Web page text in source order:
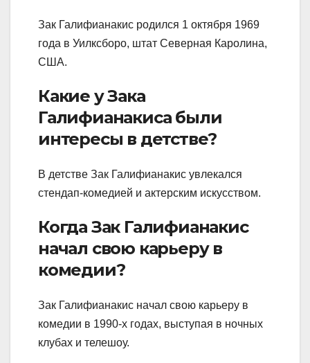
Зак Галифианакис родился 1 октября 1969
года в Уилксборо, штат Северная Каролина,
США.
Какие у Зака
Галифианакиса были
интересы в детстве?
В детстве Зак Галифианакис увлекался
стендап-комедией и актерским искусством.
Когда Зак Галифианакис
начал свою карьеру в
комедии?
Зак Галифианакис начал свою карьеру в
комедии в 1990-х годах, выступая в ночных
клубах и телешоу.